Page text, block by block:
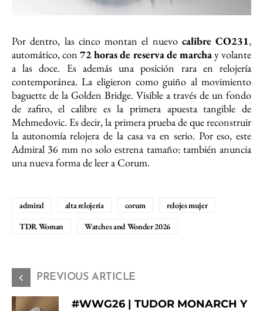
Por dentro, las cinco montan el nuevo calibre CO231,
automático, con72 horas de reserva de marchay volante
a las doce. Es además una posición rara en relojería
contemporánea. La eligieron como guiño al movimiento
baguette de la Golden Bridge. Visible a través de un fondo
de zafiro, el calibre es la primera apuesta tangible de
Mehmedovic. Es decir, la primera prueba de que reconstruir
la autonomía relojera de la casa va en serio. Por eso, este
Admiral 36 mm no solo estrena tamaño: también anuncia
una nueva forma de leer a Corum.
admiral alta relojería corum
relojes mujer
TDR Woman
Watches and Wonder 2026
PREVIOUS ARTICLE
#WWG26 | TUDOR MONARCH Y